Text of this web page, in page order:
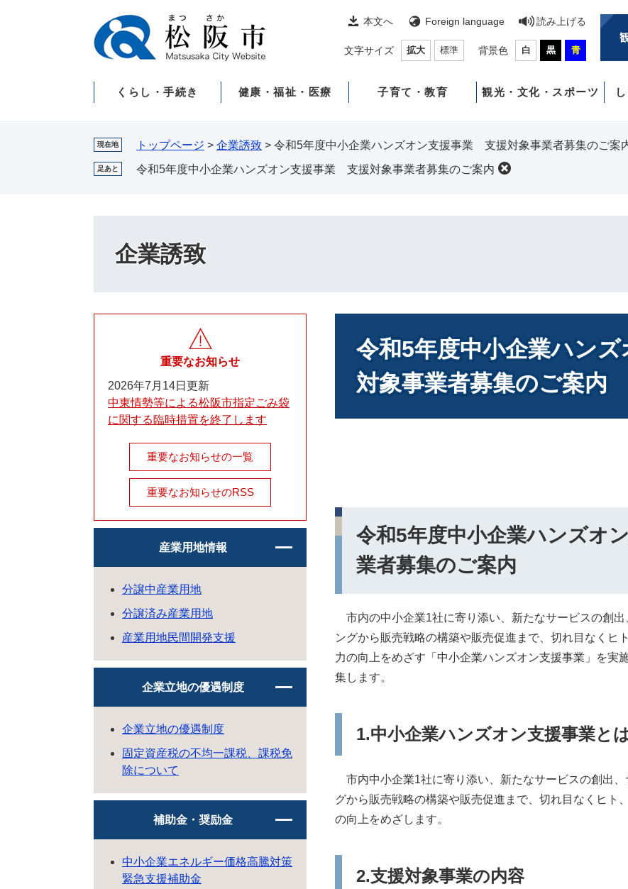
本文へ Foreign language 読み上げる
文字サイズ 拡大 標準 背景色 白 黒 青
くらし・手続き 健康・福祉・医療 子育て・教育 観光・文化・スポーツ
現在地 トップページ > 企業誘致 > 令和5年度中小企業ハンズオン支援事業 支援対象事業者募集のご案
足あと 令和5年度中小企業ハンズオン支援事業 支援対象事業者募集のご案内
企業誘致
令和5年度中小企業ハン
対象事業者募集のご案内
令和5年度中小企業ハンズオ
業者募集のご案内
市内の中小企業1社に寄り添い、新たなサービスの創
ングから販売戦略の構築や販売促進まで、切れ目なくヒ
力の向上をめざす「中小企業ハンズオン支援事業」を実
集します。
1.中小企業ハンズオン支援事業と
市内中小企業1社に寄り添い、新たなサービスの創出
グから販売戦略の構築や販売促進まで、切れ目なくヒト
の向上をめざします。
2.支援対象事業の内容
重要なお知らせ
2026年7月14日更新
中東情勢等による松阪市指定ごみ袋
に関する臨時措置を終了します
重要なお知らせの一覧
重要なお知らせのRSS
産業用地情報
分譲中産業用地
分譲済み産業用地
産業用地民間開発支援
企業立地の優遇制度
企業立地の優遇制度
固定資産税の不均一課税、課税免
除について
補助金・奨励金
中小企業エネルギー価格高騰対策
緊急支援補助金